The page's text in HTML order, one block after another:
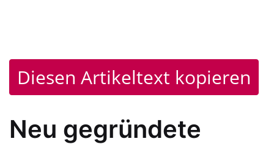
Diesen Artikeltext kopieren
Neu gegründete